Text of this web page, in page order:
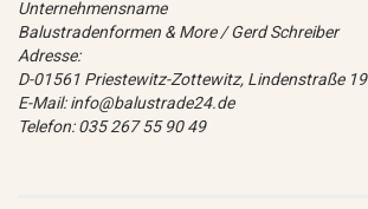
Unternehmensname
Balustradenformen & More / Gerd Schreiber
Adresse:
D-01561 Priestewitz-Zottewitz, Lindenstraße 19
E-Mail: info@balustrade24.de
Telefon: 035 267 55 90 49